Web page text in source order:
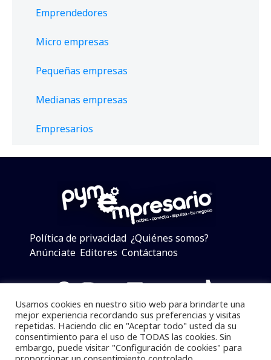
Emprendedores
Micro empresas
Pequeñas empresas
Medianas empresas
Empresarios
Política de privacidad ¿Quiénes somos?
Anúnciate Editores Contáctanos
Facebook
Instagram
Twitter
LinkedIn
Telegram
YouTube
TikTok
Pymempresario © 2025 Todos los derechos reservados.
Usamos cookies en nuestro sitio web para brindarte una
mejor experiencia recordando sus preferencias y visitas
repetidas. Haciendo clic en "Aceptar todo" usted da su
consentimiento para el uso de TODAS las cookies. Sin
embargo, puede visitar "Configuración de cookies" para